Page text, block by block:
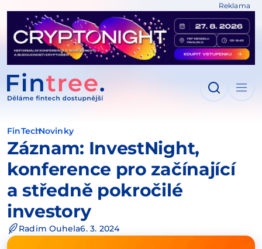
Reklama
FinTechNovinky
Záznam: InvestNight,
konference pro začínající
a středně pokročilé
investory
Radim Ouhela6. 3. 2024